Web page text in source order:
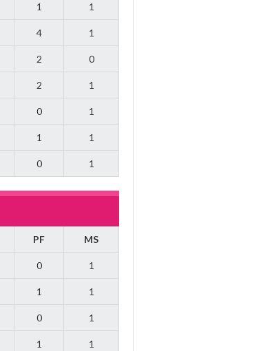
1 1
4 1
2 0
2 1
0 1
1 1
0 1
PF MS
0 1
1 1
0 1
1 1